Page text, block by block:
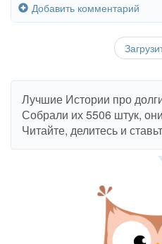
Добавить комментарий
Лучшие Истории про
Собрали их 5506 штук,
Читайте, делитесь и